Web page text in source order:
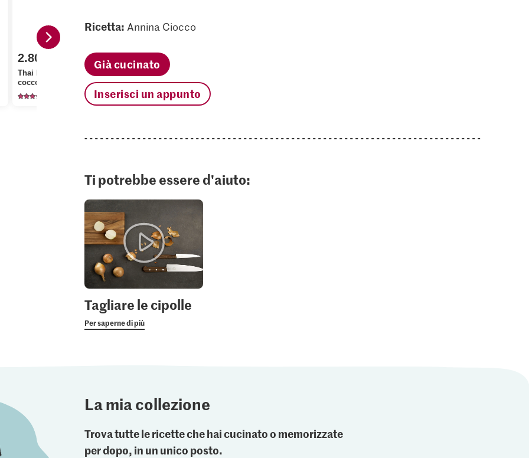
2.80
Thai Kitchen Latte di
cocco
1.95
Migros Patate a pasta
soda
2004
Ricetta: Annina Ciocco
Già cucinato
Inserisci un appunto
Ti potrebbe essere d'aiuto:
Tagliare le cipolle
Per saperne di più
La mia collezione
Trova tutte le ricette che hai cucinato o memorizzate
per dopo, in un unico posto.